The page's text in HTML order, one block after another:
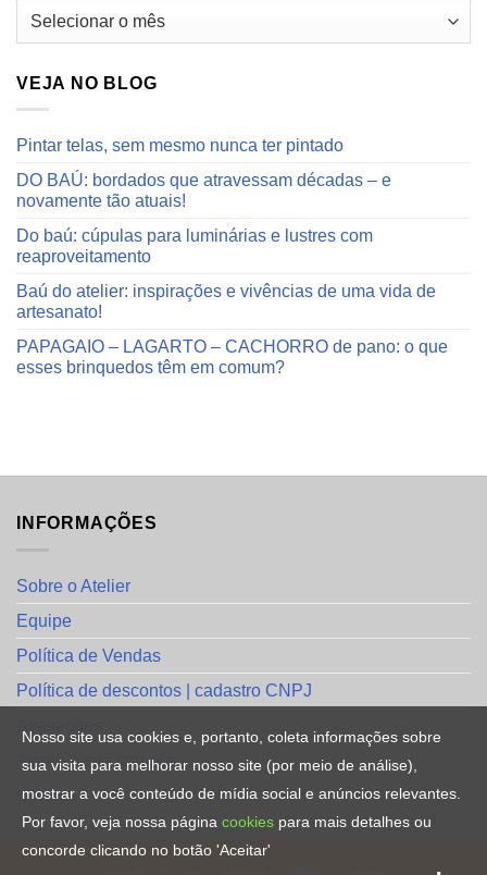
Arquivos
VEJA NO BLOG
Pintar telas, sem mesmo nunca ter pintado
DO BAÚ: bordados que atravessam décadas – e
novamente tão atuais!
Do baú: cúpulas para luminárias e lustres com
reaproveitamento
Baú do atelier: inspirações e vivências de uma vida de
artesanato!
PAPAGAIO – LAGARTO – CACHORRO de pano: o que
esses brinquedos têm em comum?
INFORMAÇÕES
Sobre o Atelier
Equipe
Política de Vendas
Política de descontos | cadastro CNPJ
Avalie a sua compra
Contato
Nosso site usa cookies e, portanto, coleta informações sobre
sua visita para melhorar nosso site (por meio de análise),
mostrar a você conteúdo de mídia social e anúncios relevantes.
Por favor, veja nossa página cookies para mais detalhes ou
concorde clicando no botão 'Aceitar'